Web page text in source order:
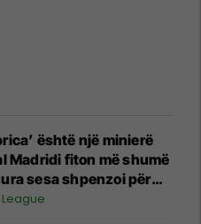
është një minierë
Madridi fiton më shumë
sesa shpenzoi për
e reja